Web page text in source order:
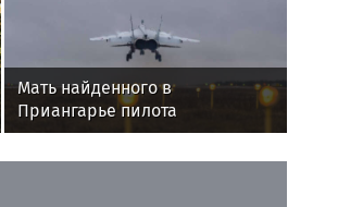
Мать найденного в
Приангарье пилота
призналась, что «словно